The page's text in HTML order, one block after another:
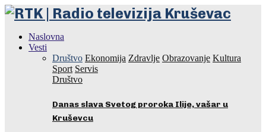
Naslovna
Vesti
Društvo Ekonomija Zdravlje Obrazovanje Kultura
Sport Servis
Društvo
Danas slava Svetog proroka Ilije, vašar u
Kruševcu